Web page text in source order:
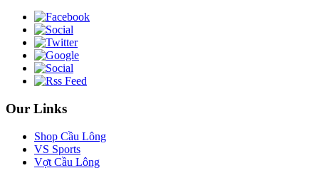
Our Links
Shop Cầu Lông
VS Sports
Vợt Cầu Lông